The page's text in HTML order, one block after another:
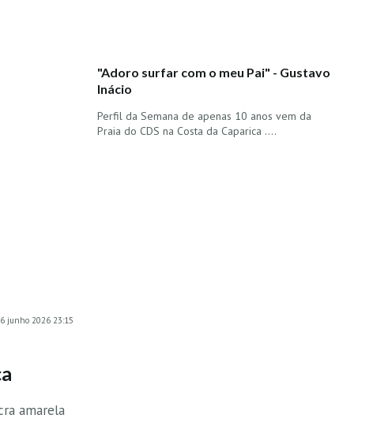
junho 2026 23:15
amarela
"Adoro surfar com o meu Pai" - Gustavo
Inácio
Perfil da Semana de apenas 10 anos vem da
Praia do CDS na Costa da Caparica ....